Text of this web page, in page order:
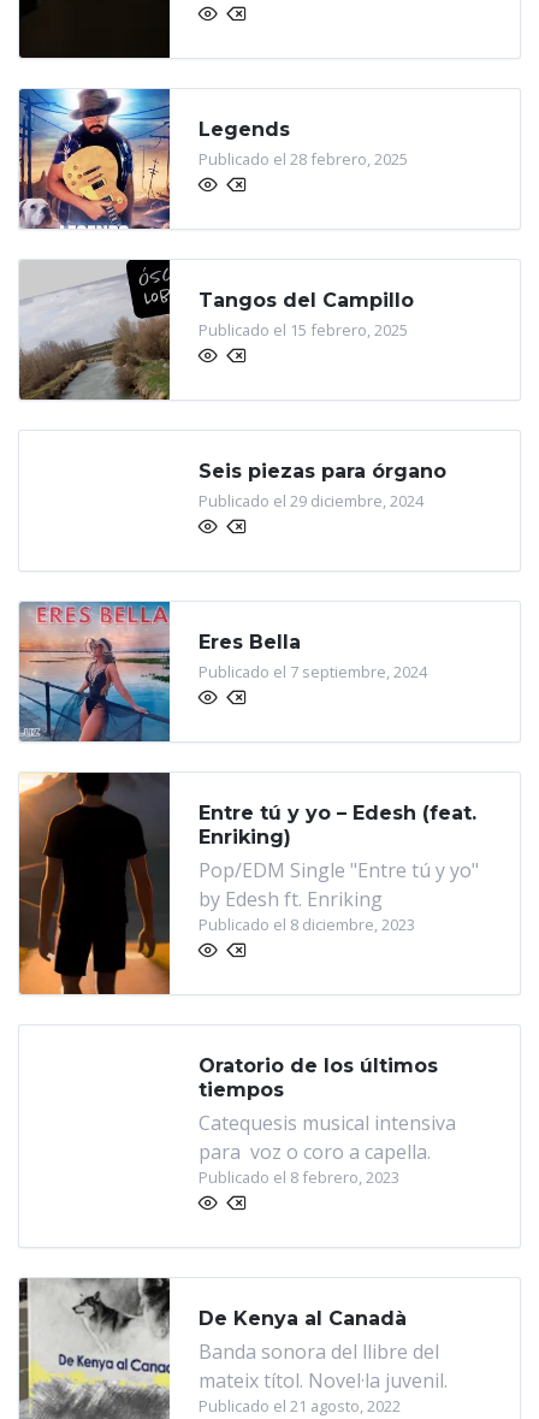
Legends
Publicado el 28 febrero, 2025
Tangos del Campillo
Publicado el 15 febrero, 2025
Seis piezas para órgano
Publicado el 29 diciembre, 2024
Eres Bella
Publicado el 7 septiembre, 2024
Entre tú y yo – Edesh (feat.
Enriking)
Pop/EDM Single "Entre tú y yo"
by Edesh ft. Enriking
Publicado el 8 diciembre, 2023
Oratorio de los últimos
tiempos
Catequesis musical intensiva
para voz o coro a capella.
Publicado el 8 febrero, 2023
De Kenya al Canadà
Banda sonora del llibre del
mateix títol. Novel·la juvenil.
Publicado el 21 agosto, 2022